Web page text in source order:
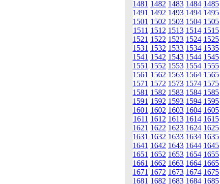
1481 1482 1483 1484 1485
1491 1492 1493 1494 1495
1501 1502 1503 1504 1505
1511 1512 1513 1514 1515
1521 1522 1523 1524 1525
1531 1532 1533 1534 1535
1541 1542 1543 1544 1545
1551 1552 1553 1554 1555
1561 1562 1563 1564 1565
1571 1572 1573 1574 1575
1581 1582 1583 1584 1585
1591 1592 1593 1594 1595
1601 1602 1603 1604 1605
1611 1612 1613 1614 1615
1621 1622 1623 1624 1625
1631 1632 1633 1634 1635
1641 1642 1643 1644 1645
1651 1652 1653 1654 1655
1661 1662 1663 1664 1665
1671 1672 1673 1674 1675
1681 1682 1683 1684 1685